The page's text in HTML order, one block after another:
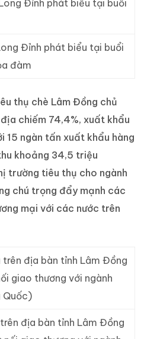
Đỉnh phát biểu tại buổi
đàm
thụ chè Lâm Đồng chủ
chiếm 74,4%, xuất khẩu
15 ngàn tấn xuất khẩu hàng
khoảng 34,5 triệu
trường tiêu thụ cho ngành
chú trọng đẩy mạnh các
mại với các nước trên
địa bàn tỉnh Lâm Đồng